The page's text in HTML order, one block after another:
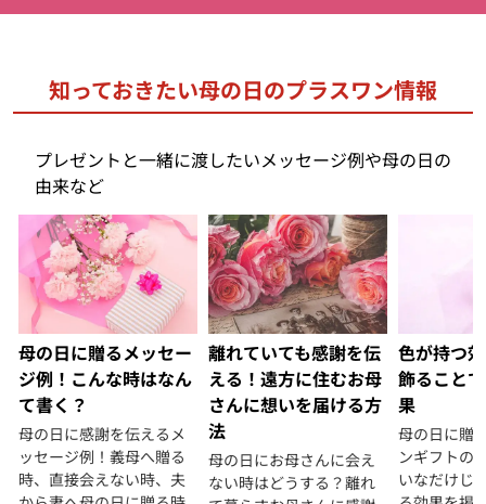
知っておきたい母の日のプラスワン情報
プレゼントと一緒に渡したいメッセージ例や母の日の
由来など
母の日に贈るメッセー
ジ例！こんな時はなん
て書く？
母の日に感謝を伝えるメ
ッセージ例！義母へ贈る
時、直接会えない時、夫
離れていても感謝を伝
える！遠方に住むお母
さんに想いを届ける方
法
母の日にお母さんに会え
ない時はどうする？離れ
色が持つ
飾ること
果
母の日に贈
ンギフトの
いなだけじ